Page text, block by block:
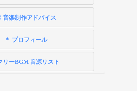
楽制作アドバイス
＊ プロフィール
リーBGM 音源リスト